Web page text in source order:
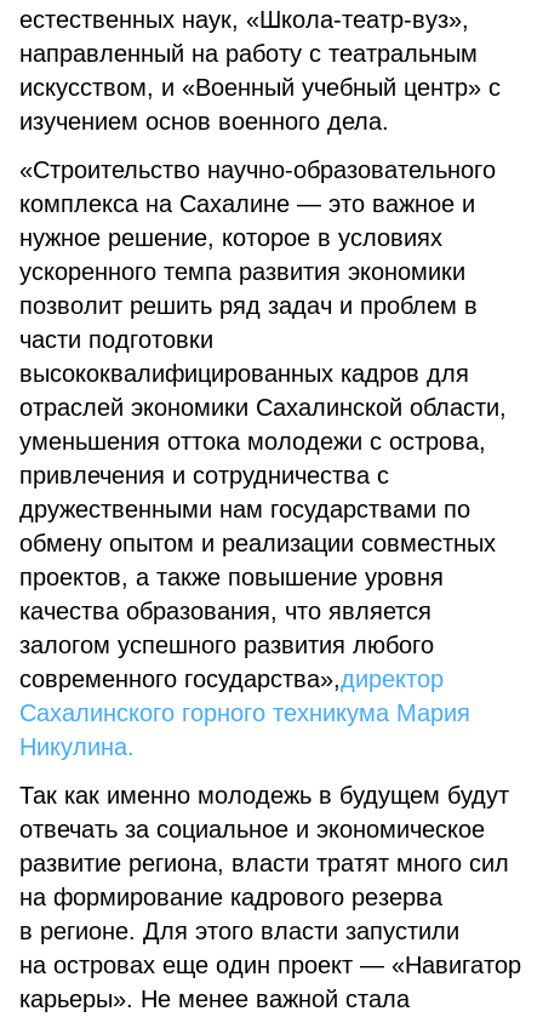
естественных наук, «Школа-театр-вуз»,
направленный на работу с театральным
искусством, и «Военный учебный центр» с
изучением основ военного дела.
«Строительство научно-образовательного
комплекса на Сахалине —​ это важное и
нужное решение, которое в условиях
ускоренного темпа развития экономики
позволит решить ряд задач и проблем в
части подготовки
высококвалифицированных кадров для
отраслей экономики Сахалинской области,
уменьшения оттока молодежи с острова,
привлечения и сотрудничества с
дружественными нам государствами по
обмену опытом и реализации совместных
проектов, а также повышение уровня
качества образования, что является
залогом успешного развития любого
современного государства»,директор
Сахалинского горного техникума Мария
Никулина.
Так как именно молодежь в будущем будут
отвечать за социальное и экономическое
развитие региона, власти тратят много сил
на формирование кадрового резерва
в регионе. Для этого власти запустили
на островах еще один проект — «Навигатор
карьеры». Не менее важной стала